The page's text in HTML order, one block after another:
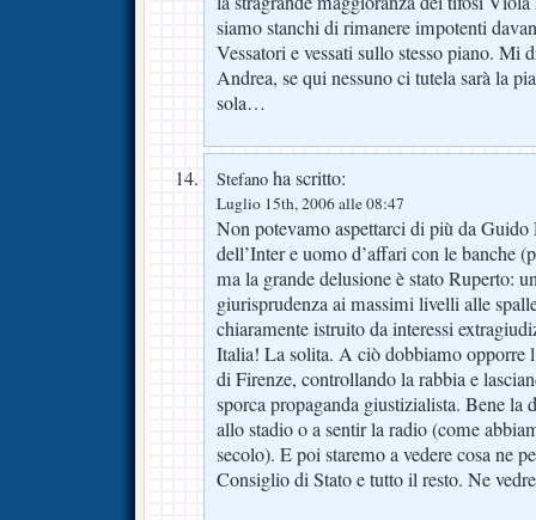
siamo stanchi di rimanere impotenti
Vessatori e vessati sullo stesso piano. Mi
Andrea, se qui nessuno ci tutela sarà la
sola…
Stefano ha scritto:
Luglio 15th, 2006 alle 08:47
Non potevamo aspettarci di più da Guido
dell’Inter e uomo d’affari con le banche
ma la grande delusione è stato Ruperto:
giurisprudenza ai massimi livelli alle
chiaramente istruito da interessi
Italia! La solita. A ciò dobbiamo opporre
di Firenze, controllando la rabbia e
sporca propaganda giustizialista. Bene la
allo stadio o a sentir la radio (come
secolo). E poi staremo a vedere cosa ne
Consiglio di Stato e tutto il resto. Ne